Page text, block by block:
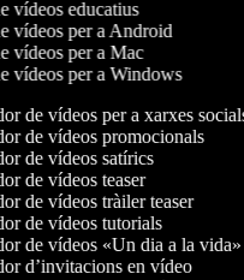
vídeos educatius
vídeos per a Android
vídeos per a Mac
vídeos per a Windows
de vídeos per a xarxes socials
de vídeos promocionals
de vídeos satírics
de vídeos teaser
de vídeos tràiler teaser
de vídeos tutorials
de vídeos «Un dia a la vida»
d’invitacions en vídeo